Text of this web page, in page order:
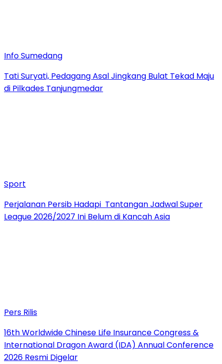
Info Sumedang
Tati Suryati, Pedagang Asal Jingkang Bulat Tekad Maju
di Pilkades Tanjungmedar
Sport
Perjalanan Persib Hadapi Tantangan Jadwal Super
League 2026/2027 Ini Belum di Kancah Asia
Pers Rilis
16th Worldwide Chinese Life Insurance Congress &
International Dragon Award (IDA) Annual Conference
2026 Resmi Digelar